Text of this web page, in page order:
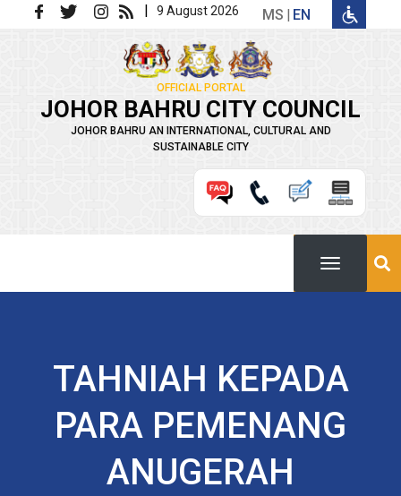
Skip to main content | 9 August 2026 MS EN
OFFICIAL PORTAL
JOHOR BAHRU CITY COUNCIL
JOHOR BAHRU AN INTERNATIONAL, CULTURAL AND
SUSTAINABLE CITY
TAHNIAH KEPADA
PARA PEMENANG
ANUGERAH